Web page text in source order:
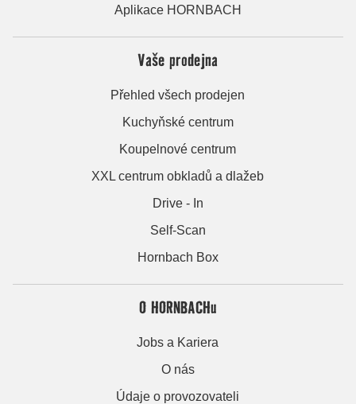
Aplikace HORNBACH
Vaše prodejna
Přehled všech prodejen
Kuchyňské centrum
Koupelnové centrum
XXL centrum obkladů a dlažeb
Drive - In
Self-Scan
Hornbach Box
O HORNBACHu
Jobs a Kariera
O nás
Údaje o provozovateli